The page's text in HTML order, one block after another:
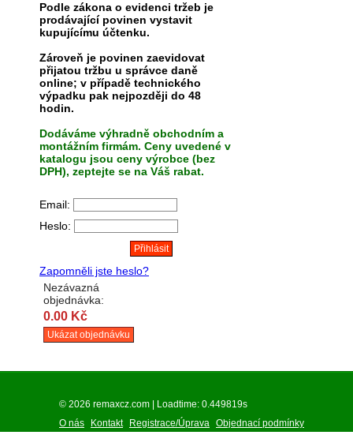
Podle zákona o evidenci tržeb je
prodávající povinen vystavit
kupujícímu účtenku.
Zároveň je povinen zaevidovat
přijatou tržbu u správce daně
online; v případě technického
výpadku pak nejpozději do 48
hodin.
Dodáváme výhradně obchodním a
montážním firmám. Ceny uvedené v
katalogu jsou ceny výrobce (bez
DPH), zeptejte se na Váš rabat.
Email:
Heslo:
Zapomněli jste heslo?
Nezávazná
objednávka:
0.00 Kč
© 2026 remaxcz.com | Loadtime: 0.449819s
O nás
Kontakt Registrace/Úprava Objednací podmínky